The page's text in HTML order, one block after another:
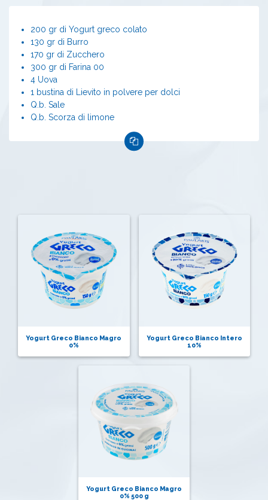
200 gr di Yogurt greco colato
130 gr di Burro
170 gr di Zucchero
300 gr di Farina 00
4 Uova
1 bustina di Lievito in polvere per dolci
Q.b. Sale
Q.b. Scorza di limone
Yogurt Greco Bianco Magro
0%
Yogurt Greco Bianco Intero
10%
Yogurt Greco Bianco Magro
0% 500 g